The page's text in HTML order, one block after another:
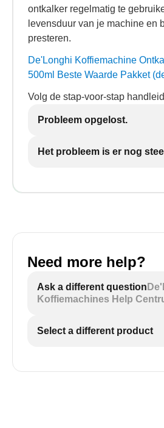
ontkalker regelmatig te
levensduur van je machine en
presteren.
De'Longhi Koffiemachine
500ml Beste Waarde Pakket
Volg de stap-voor-stap
Probleem opgelost.
Het probleem is er nog
Need more help?
Ask a different question
Koffiemachines Help
Select a different product